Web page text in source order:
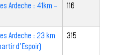
Ardeche : 41km -
116
Ardeche : 23 km
d'Espoir)
315